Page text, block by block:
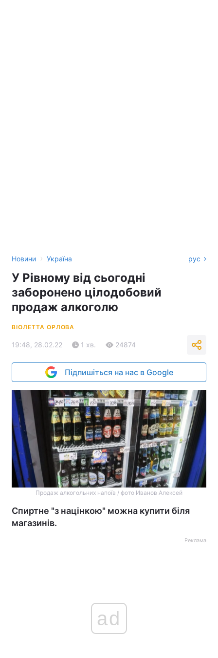
Новини › Україна рус
У Рівному від сьогодні
заборонено цілодобовий
продаж алкоголю
ВІОЛЕТТА ОРЛОВА
19:48, 28.02.22 1 хв. 24874
Підпишіться на нас в Google
Продаж алкогольних напоїв / фото Иванов Алексей
Спиртне "з націнкою" можна купити біля
магазинів.
Реклама
ad